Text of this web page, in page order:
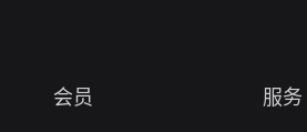
会员 服务